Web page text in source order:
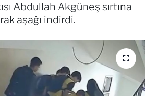
Abdullah Akgüneş sırtına
aşağı indirdi.